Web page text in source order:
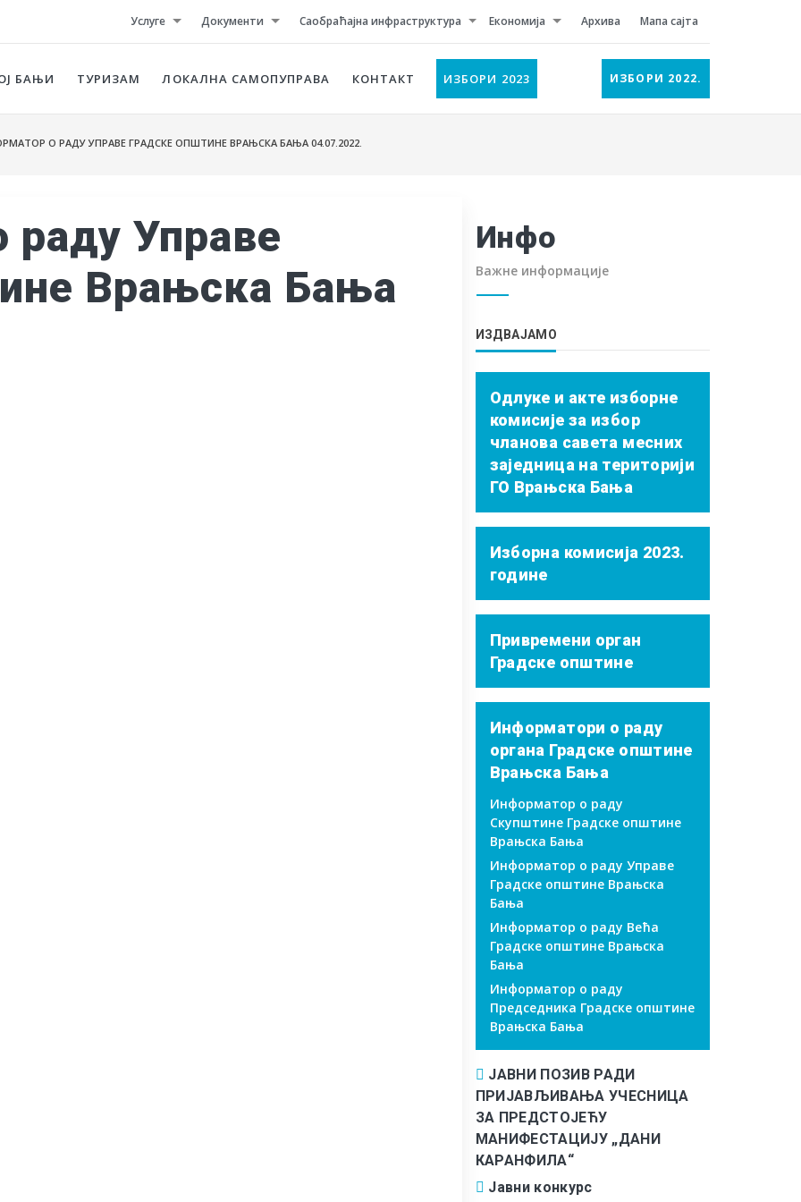
Услуге Документи Саобраћајна инфраструктура Економија Архива Мапа сајта
БАЊИ ТУРИЗАМ ЛОКАЛНА САМОПУПРАВА КОНТАКТ ИЗБОРИ 2023 ИЗБОРИ 2022.
О РАДУ УПРАВЕ ГРАДСКЕ ОПШТИНЕ ВРАЊСКА БАЊА 04.07.2022.
Управе
Врањска Бања
Инфо
Важне информације
ИЗДВАЈАМО
Одлуке и акте изборне
комисије за избор
чланова савета месних
заједница на територији
ГО Врањска Бања
Изборна комисија 2023.
године
Привремени орган
Градске општине
Информатори о раду
органа Градске општине
Врањска Бања
Информатор о раду
Скупштине Градске општине
Врањска Бања
Информатор о раду Управе
Градске општине Врањска
Бања
Информатор о раду Већа
Градске општине Врањска
Бања
Информатор о раду
Председника Градске општине
Врањска Бања
ЈАВНИ ПОЗИВ РАДИ
ПРИЈАВЉИВАЊА УЧЕСНИЦА
ЗА ПРЕДСТОЈЕЋУ
МАНИФЕСТАЦИЈУ „ДАНИ
КАРАНФИЛА“
Јавни конкурс